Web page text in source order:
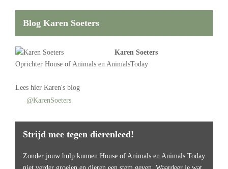
Blog Karen Soeters
Karen Soeters
Oprichter House of Animals en AnimalsToday
Lees hier Karen's blog
@KarenSoeters
Strijd mee tegen dierenleed!
Zonder jouw hulp kunnen House of Animals en Animals Today